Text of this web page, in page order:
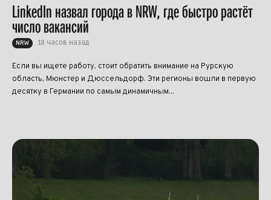
LinkedIn назвал города в NRW, где быстро растёт
число вакансий
NRW 18 часов назад
Если вы ищете работу, стоит обратить внимание на Рурскую
область, Мюнстер и Дюссельдорф. Эти регионы вошли в первую
десятку в Германии по самым динамичным...